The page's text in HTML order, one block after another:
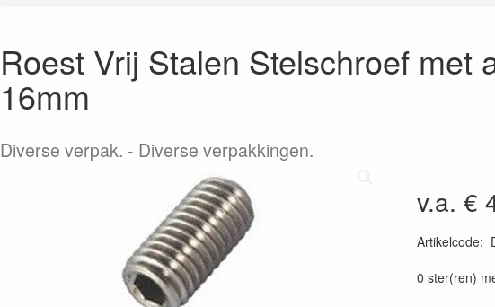
Roest Vrij Stalen Stelschroef met
16mm
Diverse verpak. Diverse verpakkingen.
v.a. €
Artikelcode:
0 ster(ren)